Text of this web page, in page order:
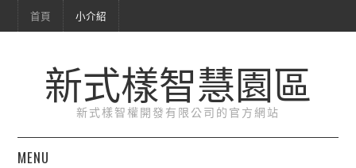
首頁 小介紹
新式樣智慧園區
新式樣智權開發有限公司的官方網站
MENU